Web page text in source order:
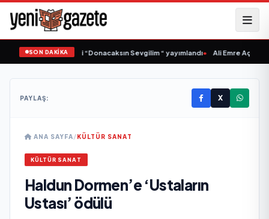
SON DAKİKA
Samlı ‘dan İkinci Tekli “Donacaksın Sevgilim “ yayımlandı• Ali Emre Açıkgöz
PAYLAŞ: X
ANA SAYFA/KÜLTÜR SANAT
KÜLTÜR SANAT
Haldun Dormen’e ‘Ustaların
Ustası’ ödülü